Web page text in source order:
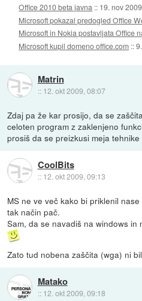
Office 2010 beta javna :: 19. nov 2009
Microsoft pokazal predogled Office
Microsoft in Nokia postavljata Office
Microsoft kupil domeno office.com ::
Matrin
:: 12. okt 2009, 08:07
Zdaj pa že kar prosijo, da se
celoten program z zaklenjeno
prosiš da se preizkusi meja tehnike
CoolBits
:: 12. okt 2009, 09:13
MS ne ve več kako bi priklenil
tak način pač.
Sam, da se navadiš na windows
Zato tud nobena zaščita (wga) ni
Matako
:: 12. okt 2009, 09:18